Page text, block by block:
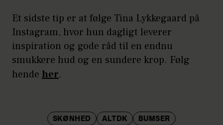
Et sidste tip er at følge Tina Lykkegaard på
Instagram, hvor hun dagligt leverer
inspiration og gode råd til en endnu
smukkere hud og en sundere krop. Følg
hende her.
SKØNHED ALTDK BUMSER